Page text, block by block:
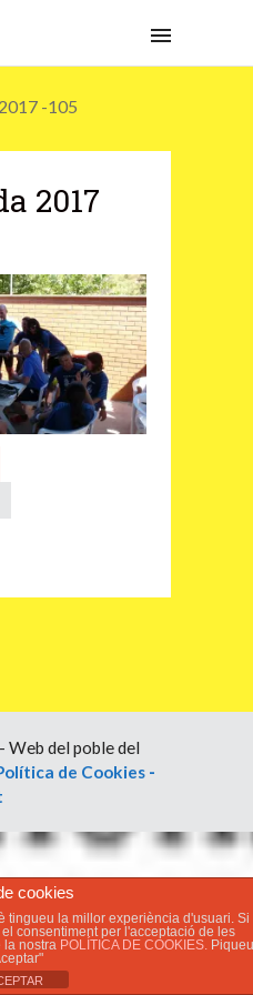
-105
2017
Web del poble del
de Cookies -
cookies
tingueu la millor experiència d'usuari. Si
consentiment per l'acceptació de les
la nostra POLÍTICA DE COOKIES. Piqueu